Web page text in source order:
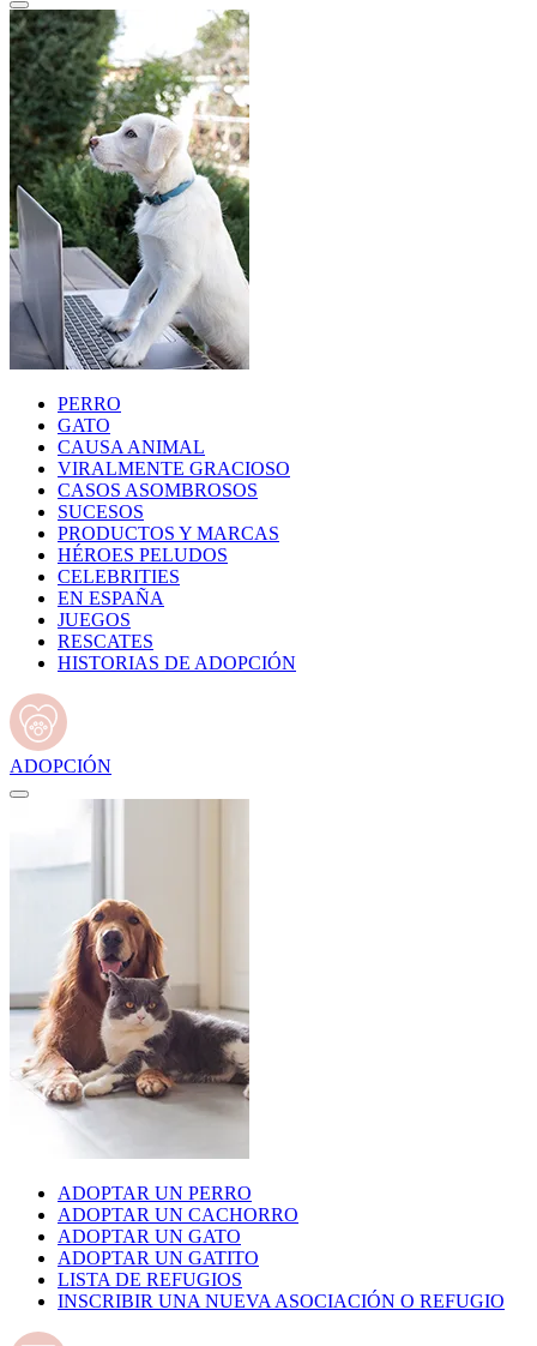
PERRO
GATO
CAUSA ANIMAL
VIRALMENTE GRACIOSO
CASOS ASOMBROSOS
SUCESOS
PRODUCTOS Y MARCAS
HÉROES PELUDOS
CELEBRITIES
EN ESPAÑA
JUEGOS
RESCATES
HISTORIAS DE ADOPCIÓN
ADOPCIÓN
ADOPTAR UN PERRO
ADOPTAR UN CACHORRO
ADOPTAR UN GATO
ADOPTAR UN GATITO
LISTA DE REFUGIOS
INSCRIBIR UNA NUEVA ASOCIACIÓN O REFUGIO